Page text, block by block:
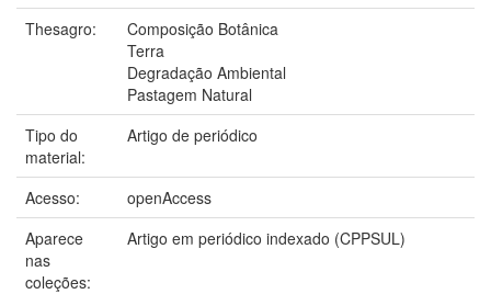
Thesagro:
Composição Botânica
Terra
Degradação Ambiental
Pastagem Natural
Tipo do
material:
Artigo de periódico
Acesso:
openAccess
Aparece
nas
coleções:
Artigo em periódico indexado (CPPSUL)